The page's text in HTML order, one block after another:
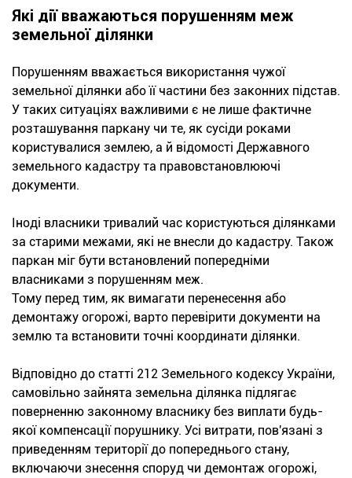
Які дії вважаються порушенням меж
земельної ділянки
Порушенням вважається використання чужої
земельної ділянки або її частини без законних підстав.
У таких ситуаціях важливими є не лише фактичне
розташування паркану чи те, як сусіди роками
користувалися землею, а й відомості Державного
земельного кадастру та правовстановлюючі
документи.
Іноді власники тривалий час користуються ділянками
за старими межами, які не внесли до кадастру. Також
паркан міг бути встановлений попередніми
власниками з порушенням меж.
Тому перед тим, як вимагати перенесення або
демонтажу огорожі, варто перевірити документи на
землю та встановити точні координати ділянки.
Відповідно до статті 212 Земельного кодексу України,
самовільно зайнята земельна ділянка підлягає
поверненню законному власнику без виплати будь-
якої компенсації порушнику. Усі витрати, пов'язані з
приведенням території до попереднього стану,
включаючи знесення споруд чи демонтаж огорожі,